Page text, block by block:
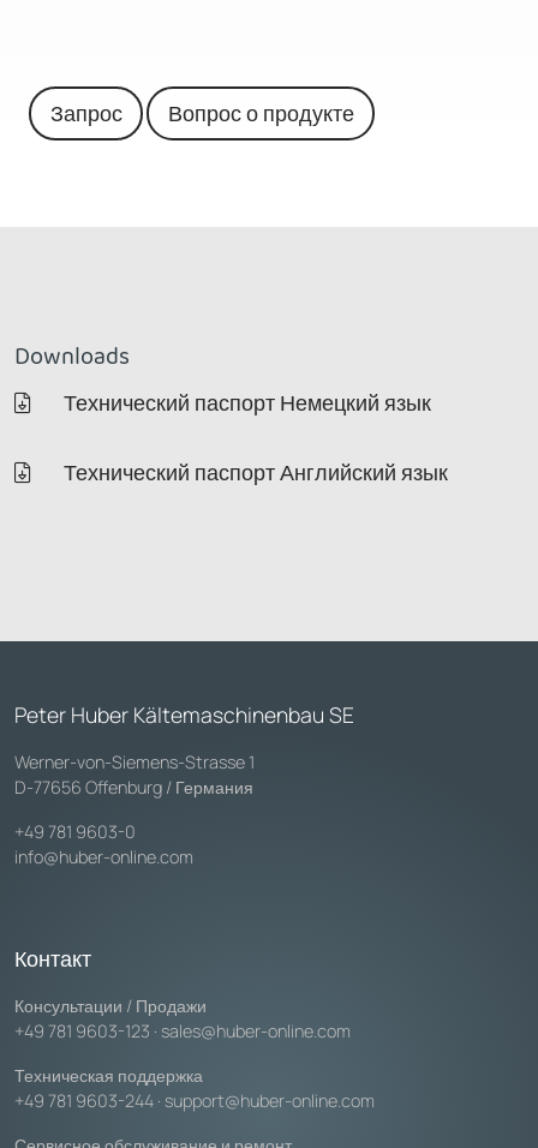
Запрос Вопрос о продукте
Downloads
Технический паспорт Немецкий язык
Технический паспорт Английский язык
Peter Huber Kältemaschinenbau SE
Werner-von-Siemens-Strasse 1
D-77656 Offenburg / Германия
+49 781 9603-0
info@huber-online.com
Контакт
Консультации / Продажи
+49 781 9603-123 · sales@huber-online.com
Техническая поддержка
+49 781 9603-244 · support@huber-online.com